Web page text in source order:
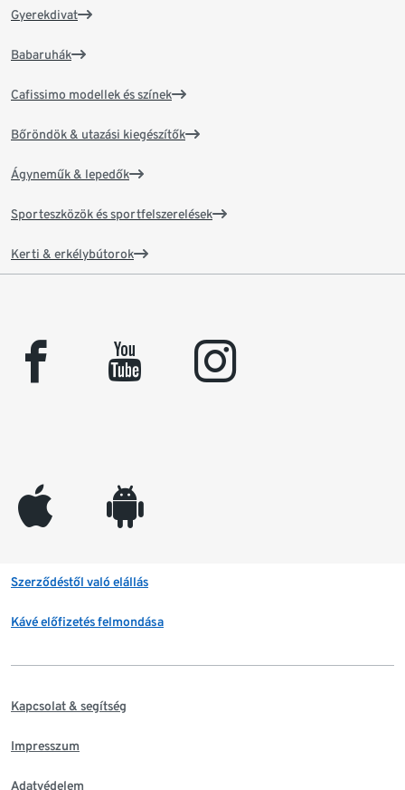
Gyerekdivat
Babaruhák
Cafissimo modellek és színek
Bőröndök & utazási kiegészítők
Ágyneműk & lepedők
Sporteszközök és sportfelszerelések
Kerti & erkélybútorok
facebook youtube instagram
appleinc android
Szerződéstől való elállás
Kávé előfizetés felmondása
Kapcsolat & segítség
Impresszum
Adatvédelem